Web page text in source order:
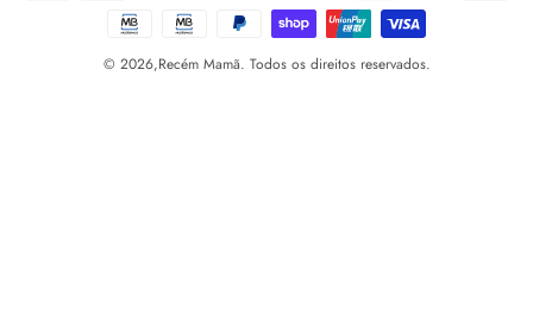
© 2026,Recém Mamã. Todos os direitos reservados.